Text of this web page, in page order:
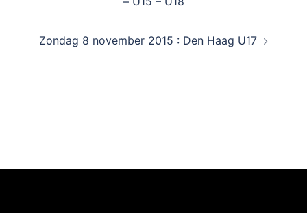
Zondag 8 november 2015 : Den Haag U17